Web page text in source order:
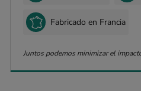
Fabricado en Francia
Juntos podemos minimizar el